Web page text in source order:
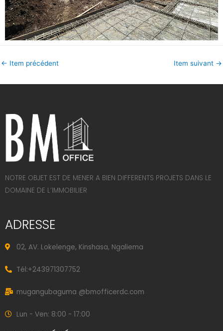
← Item précédent Item suivant →
NOTRE OBJET EST DE MENER A BIEN DIFFERENTS PROJETS DANS LE
DOMAINE DE L’IMMOBILIER
ADRESSE
02, AV. Lokelenge, Kinshasa, Ngaliema
Tél:+243971307752
mugangubaguma @bmofficerdc.com
Lun - Ven: 8:00 - 17:00